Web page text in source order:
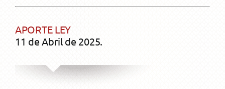
APORTE LEY
11 de Abril de 2025.